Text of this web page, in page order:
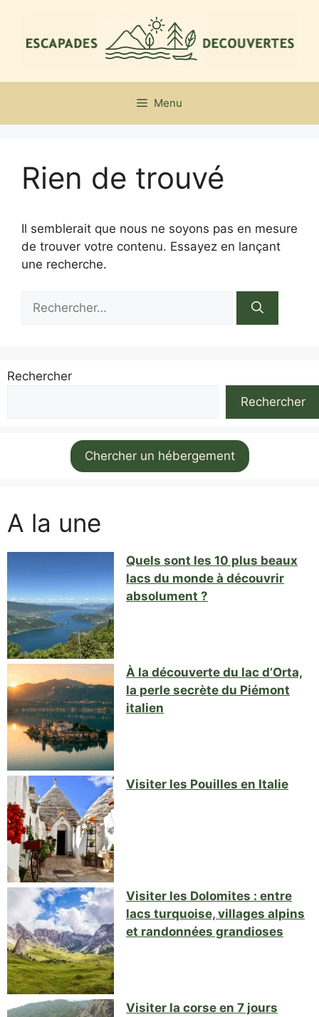
contenu
Menu
Rien de trouvé
Il semblerait que nous ne soyons pas en mesure
de trouver votre contenu. Essayez en lançant
une recherche.
Rechercher :
Rechercher
Rechercher
Chercher un hébergement
A la une
Quels sont les 10 plus beaux
lacs du monde à découvrir
absolument ?
À la découverte du lac d’Orta,
la perle secrète du Piémont
italien
Visiter les Pouilles en Italie
Visiter les Dolomites : entre
lacs turquoise, villages alpins
et randonnées grandioses
Visiter la corse en 7 jours